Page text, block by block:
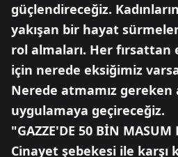
güçlendireceğiz.
yakışan bir hayat
rol almaları. Her fırsattan
için nerede eksiğimiz
Nerede atmamız gereken
uygulamaya geçireceğiz.
"GAZZE'DE 50 BİN MASUM
Cinayet şebekesi ile karşı